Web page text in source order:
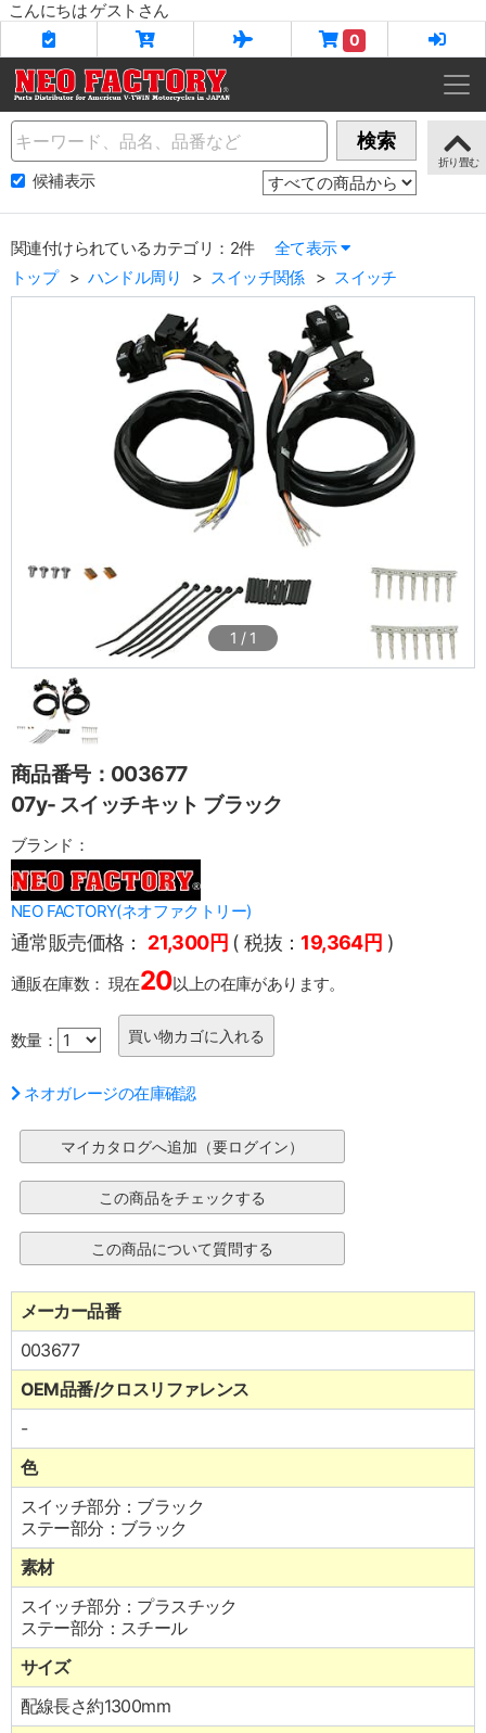
こんにちは ゲストさん
0
Name 検索
候補表示
関連付けられているカテゴリ：2件
全て表示
トップ
ハンドル周り スイッチ関係 スイッチ
1 / 1
商品番号：003677
07y- スイッチキット ブラック
ブランド：
NEO FACTORY(ネオファクトリー)
通常販売価格： 21,300円 ( 税抜： 19,364円 )
通販在庫数： 現在20以上の在庫があります。
数量：
ネオガレージの在庫確認
メーカー品番
003677
OEM品番/クロスリファレンス
-
色
スイッチ部分：ブラック
ステー部分：ブラック
素材
スイッチ部分：プラスチック
ステー部分：スチール
サイズ
配線長さ約1300mm